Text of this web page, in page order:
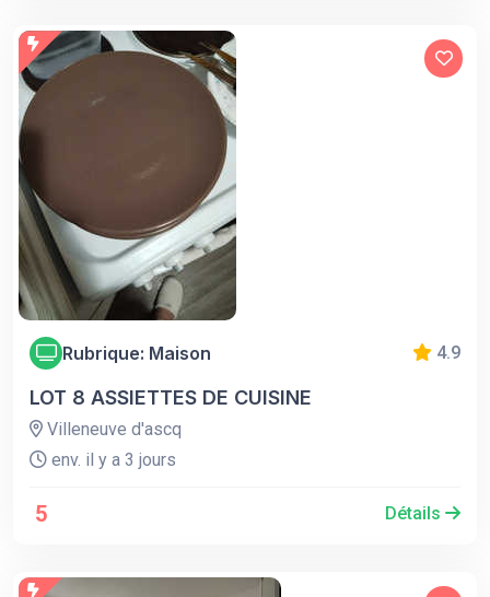
Rubrique: Maison 4.9
LOT 8 ASSIETTES DE CUISINE
Villeneuve d'ascq
env. il y a 3 jours
5 Détails